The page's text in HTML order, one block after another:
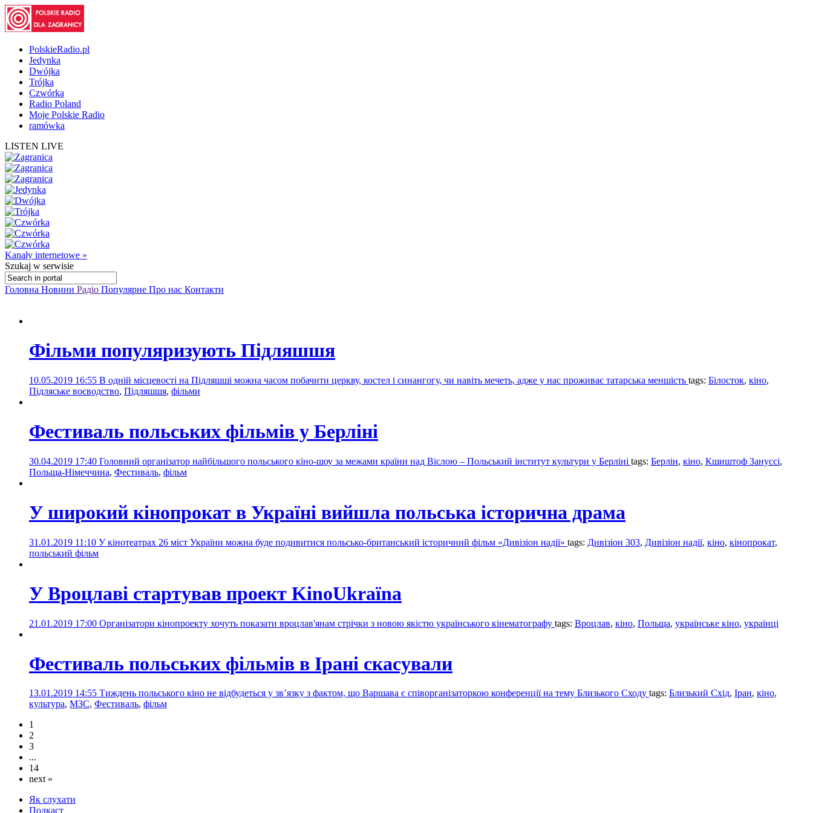
PolskieRadio.pl
Jedynka
Dwójka
Trójka
Czwórka
Radio Poland
Moje Polskie Radio
ramówka
LISTEN LIVE
Kanały internetowe »
Szukaj w serwisie
Головна Новини Радіо Популярне Про нас Контакти
Фільми популяризують Підляшшя
10.05.2019 16:55 В одній місцевості на Підляшші можна часом побачити церкву, костел і синангогу, чи навіть мечеть, адже у нас проживає татарська меншість tags: Білосток, кіно,
Підляське воєводство, Підляшшя, фільми
Фестиваль польських фільмів у Берліні
30.04.2019 17:40 Головний організатор найбільшого польського кіно-шоу за межами країни над Віслою – Польський інститут культури у Берліні tags: Берлін, кіно, Кшиштоф Зануссі,
Польща-Німеччина, Фестиваль, фільм
У широкий кінопрокат в Україні вийшла польська історична драма
31.01.2019 11:10 У кінотеатрах 26 міст України можна буде подивитися польсько-британський історичний фільм «Дивізіон надії» tags: Дивізіон 303, Дивізіон надії, кіно, кінопрокат,
польський фільм
У Вроцлаві стартував проект KinoUkraїna
21.01.2019 17:00 Організатори кінопроекту хочуть показати вроцлав'янам стрічки з новою якістю українського кінематографу tags: Вроцлав, кіно, Польща, українське кіно, українці
Фестиваль польських фільмів в Ірані скасували
13.01.2019 14:55 Тиждень польського кіно не відбудеться у зв’язку з фактом, що Варшава є співорганізаторкою конференції на тему Близького Сходу tags: Близький Схід, Іран, кіно,
культура, МЗС, Фестиваль, фільм
1
2
3
...
14
next »
Як слухати
Подкаст